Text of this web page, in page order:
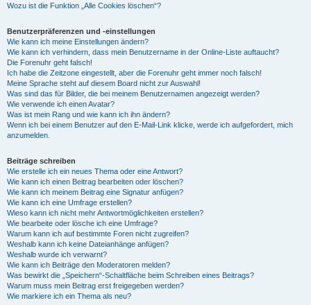
Wozu ist die Funktion „Alle Cookies löschen“?
Benutzerpräferenzen und -einstellungen
Wie kann ich meine Einstellungen ändern?
Wie kann ich verhindern, dass mein Benutzername in der Online-Liste auftaucht?
Die Forenuhr geht falsch!
Ich habe die Zeitzone eingestellt, aber die Forenuhr geht immer noch falsch!
Meine Sprache steht auf diesem Board nicht zur Auswahl!
Was sind das für Bilder, die bei meinem Benutzernamen angezeigt werden?
Wie verwende ich einen Avatar?
Was ist mein Rang und wie kann ich ihn ändern?
Wenn ich bei einem Benutzer auf den E-Mail-Link klicke, werde ich aufgefordert, mich
anzumelden.
Beiträge schreiben
Wie erstelle ich ein neues Thema oder eine Antwort?
Wie kann ich einen Beitrag bearbeiten oder löschen?
Wie kann ich meinem Beitrag eine Signatur anfügen?
Wie kann ich eine Umfrage erstellen?
Wieso kann ich nicht mehr Antwortmöglichkeiten erstellen?
Wie bearbeite oder lösche ich eine Umfrage?
Warum kann ich auf bestimmte Foren nicht zugreifen?
Weshalb kann ich keine Dateianhänge anfügen?
Weshalb wurde ich verwarnt?
Wie kann ich Beiträge den Moderatoren melden?
Was bewirkt die „Speichern“-Schaltfläche beim Schreiben eines Beitrags?
Warum muss mein Beitrag erst freigegeben werden?
Wie markiere ich ein Thema als neu?